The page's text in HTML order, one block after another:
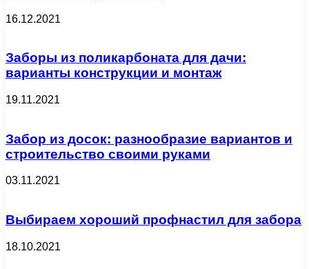
16.12.2021
Заборы из поликарбоната для дачи:
варианты конструкции и монтаж
19.11.2021
Забор из досок: разнообразие вариантов и
строительство своими руками
03.11.2021
Выбираем хороший профнастил для забора
18.10.2021